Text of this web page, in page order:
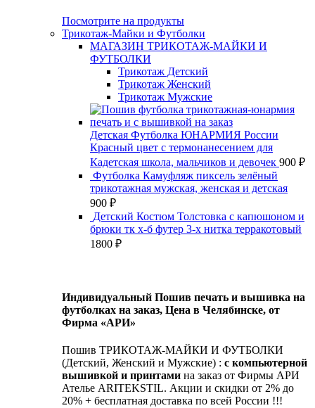
Посмотрите на продукты
Трикотаж-Майки и Футболки
МАГАЗИН ТРИКОТАЖ-МАЙКИ И
ФУТБОЛКИ
Трикотаж Детский
Трикотаж Женский
Трикотаж Мужские
Детская Футболка ЮНАРМИЯ России
Красный цвет с термонанесением для
Кадетская школа, мальчиков и девочек 900 ₽
Футболка Камуфляж пиксель зелёный
трикотажная мужская, женская и детская
900 ₽
Детский Костюм Толстовка с капюшоном и
брюки тк х-б футер 3-х нитка терракотовый
1800 ₽
Индивидуальный Пошив печать и вышивка на
футболках на заказ, Цена в Челябинске, от
Фирма «АРИ»
Пошив ТРИКОТАЖ-МАЙКИ И ФУТБОЛКИ
(Детский, Женский и Мужские) : с компьютерной
вышивкой и принтами на заказ от Фирмы АРИ
Ателье ARITEKSTIL. Акции и скидки от 2% до
20% + бесплатная доставка по всей России !!!